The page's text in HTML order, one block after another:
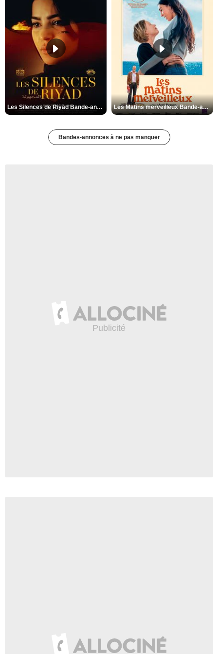
Les Silences de Riyad Bande-annonce VO STFR Les Matins merveilleux Bande-annonce VF
Bandes-annonces à ne pas manquer